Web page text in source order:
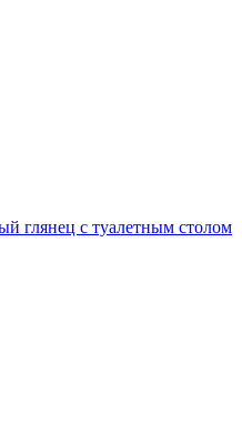
глянец с туалетным столом